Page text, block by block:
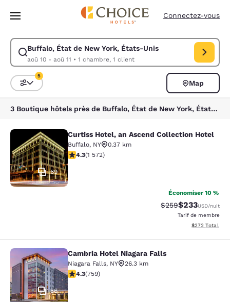
Passer à Contenu Principal
Connectez-vous
Buffalo, État de New York, États-Unis
aoû 10 - aoû 11 • 1 chambre, 1 client
Modifiez la recherche pour Buffalo, État de New York, États-Unis.
Trier et filtrer
5
Map
3 Boutique hôtels près de Buffalo, État de New York, États-Unis correspondant à vos filtres
Curtiss Hotel, an Ascend Collection
69
Curtiss Hotel, an Ascend Collection Hotel
Buffalo, NY
0.37 km
4.32 étoiles. Excellent. 1572 commentaires
4.3(1 572)
Économiser 10 %
Tarif barré :
$259Tarif réduit :
$233USD/nuit
Tarif de membre
Afficher les
$272 Total
Cambria Hotel Niagara Falls
56
Cambria Hotel Niagara Falls
Niagara Falls, NY
26.3 km
4.26 étoiles. Excellent. 759 commentaires
4.3(759)